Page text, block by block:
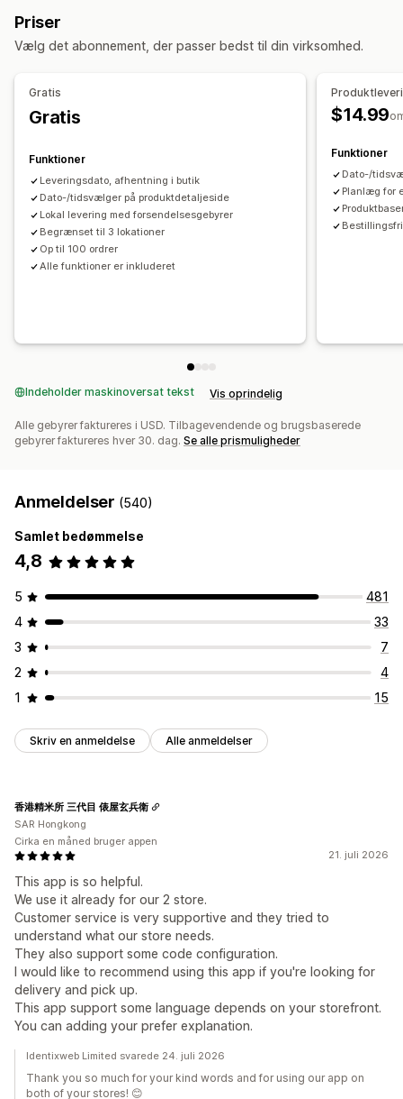
Afhentningsmuligheder
Datovælger
Sporing i realtid
Ruteoptimering
Flere sprog
Priser
Vælg det abonnement, der passer bedst til din virksomhed.
Gratis
Gratis
Funktioner
Leveringsdato, afhentning i butik
Dato-/tidsvælger på produktdetaljeside
Lokal levering med forsendelsesgebyrer
Begrænset til 3 lokationer
Op til 100 ordrer
Alle funktioner er inkluderet
$14.99
Funktioner
Dato-/
Planlæg for
Indeholder maskinoversat tekst Vis oprindelig
Alle gebyrer faktureres i USD. Tilbagevendende og brugsbaserede
gebyrer faktureres hver 30. dag. Se alle prismuligheder
Anmeldelser (540)
Samlet bedømmelse
4,8
5
481
4
33
3
7
2
4
1
15
Skriv en anmeldelse Alle anmeldelser
21. juli 2026
This app is so helpful.
We use it already for our 2 store.
Customer service is very supportive and they tried to
understand what our store needs.
They also support some code configuration.
I would like to recommend using this app if you're looking for
delivery and pick up.
This app support some language depends on your storefront.
You can adding your prefer explanation.
香港精米所 三代目 俵屋玄兵衛
SAR Hongkong
Cirka en måned bruger appen
Identixweb Limited svarede 24. juli 2026
Thank you so much for your kind words and for using our app on
both of your stores! 😊